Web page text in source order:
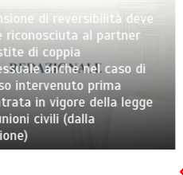
l’operatore economico non
i requisiti dell’impresa
l’azienda, sottoposta
giudiziale, non
la condizione di
dalla gara d’appalto
Redazione)